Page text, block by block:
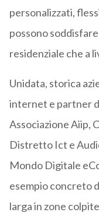
personalizzati,
possono
residenziale che a
Unidata, storica
internet e partner
Associazione Aiip,
Distretto Ict e
Mondo Digitale
esempio concreto
larga in zone